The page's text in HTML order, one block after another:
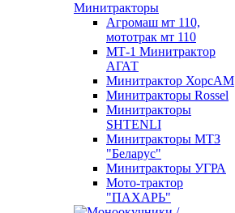
Минитракторы
Агромаш мт 110,
мототрак мт 110
МТ-1 Минитрактор
АГАТ
Минитрактор ХорсАМ
Минитракторы Rossel
Минитракторы
SHTENLI
Минитракторы МТЗ
"Беларус"
Минитракторы УГРА
Мото-трактор
"ПАХАРЬ"